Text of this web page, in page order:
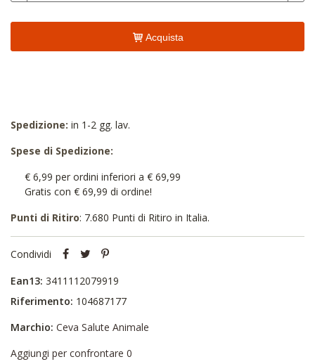
Acquista
Spedizione: in 1-2 gg. lav.
Spese di Spedizione:
€ 6,99 per ordini inferiori a € 69,99
Gratis con € 69,99 di ordine!
Punti di Ritiro: 7.680 Punti di Ritiro in Italia.
Condividi
Ean13: 3411112079919
Riferimento: 104687177
Marchio: Ceva Salute Animale
Aggiungi per confrontare 0